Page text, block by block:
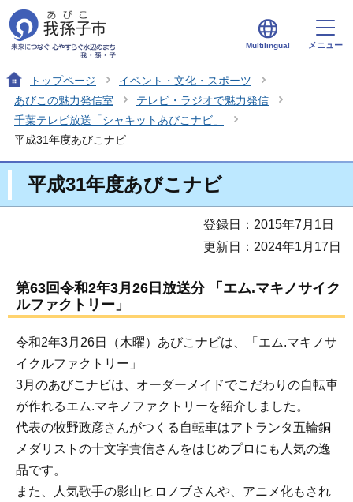
Multilingual メニュー
トップページ
イベント・文化・スポーツ
あびこの魅力発信室
テレビ・ラジオで魅力発信
千葉テレビ放送「シャキットあびこナビ」
平成31年度あびこナビ
平成31年度あびこナビ
登録日：2015年7月1日
更新日：2024年1月17日
第63回令和2年3月26日放送分 「エム.マキノサイク
ルファクトリー」
令和2年3月26日（木曜）あびこナビは、「エム.マキノサ
イクルファクトリー」
3月のあびこナビは、オーダーメイドでこだわりの自転車
が作れるエム.マキノファクトリーを紹介しました。
代表の牧野政彦さんがつくる自転車はアトランタ五輪銅
メダリストの十文字貴信さんをはじめプロにも人気の逸
品です。
また、人気歌手の影山ヒロノブさんや、アニメ化もされ